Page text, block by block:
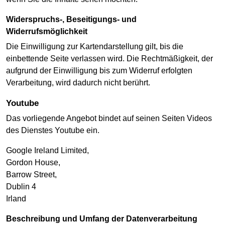
Widerspruchs-, Beseitigungs- und
Widerrufsmöglichkeit
Die Einwilligung zur Kartendarstellung gilt, bis die
einbettende Seite verlassen wird. Die Rechtmäßigkeit, der
aufgrund der Einwilligung bis zum Widerruf erfolgten
Verarbeitung, wird dadurch nicht berührt.
Youtube
Das vorliegende Angebot bindet auf seinen Seiten Videos
des Dienstes Youtube ein.
Google Ireland Limited,
Gordon House,
Barrow Street,
Dublin 4
Irland
Beschreibung und Umfang der Datenverarbeitung